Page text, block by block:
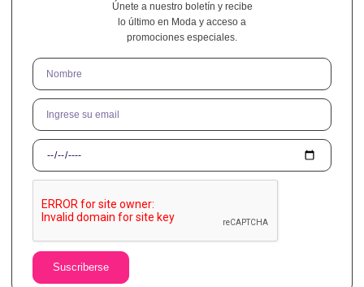
Únete a nuestro boletín y recibe
lo último en Moda y acceso a
promociones especiales.
Suscriberse